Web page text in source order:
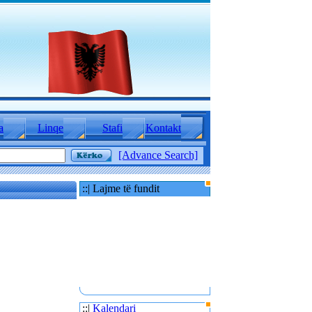
Linqe Stafi Kontakt
[Advance Search]
::| Lajme të fundit
::| Kalendari